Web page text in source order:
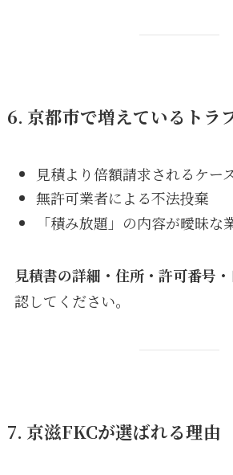
6. 京都市で増えているトラ
見積より倍額請求されるケー
無許可業者による不法投棄
「積み放題」の内容が曖昧な
見積書の詳細・住所・許可番号・
認してください。
7. 京滋FKCが選ばれる理由